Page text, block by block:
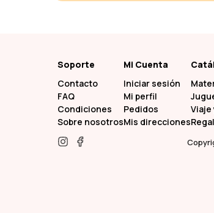
Soporte
Contacto
FAQ
Condiciones
Sobre nosotros
Mi Cuenta
Iniciar sesión
Mi perfil
Pedidos
Mis direcciones
Viaje